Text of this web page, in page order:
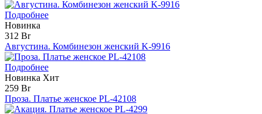
Подробнее
Новинка
312 Br
Августина. Комбинезон женский K-9916
Подробнее
Новинка Хит
259 Br
Проза. Платье женское PL-42108